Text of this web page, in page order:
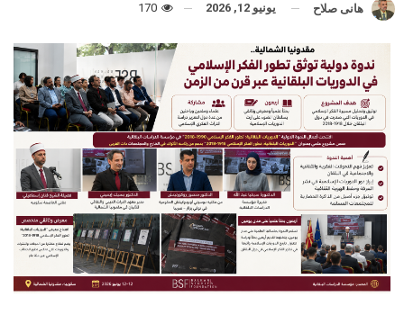
هانى صلاح يونيو 12, 2026